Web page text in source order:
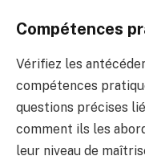
Compétences
Vérifiez les
compétences
questions précises
comment ils les
leur niveau de